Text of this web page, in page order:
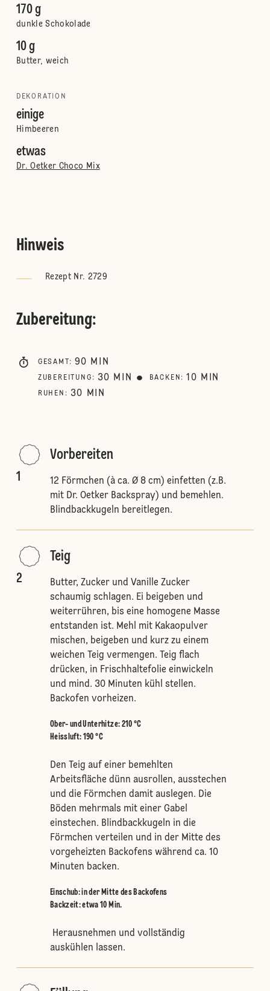
170 g
dunkle Schokolade
10 g
Butter, weich
DEKORATION
einige
Himbeeren
etwas
Dr. Oetker Choco Mix
Hinweis
Rezept Nr. 2729
Zubereitung:
GESAMT : 90 MIN
ZUBEREITUNG : 30 MIN BACKEN : 10 MIN
RUHEN : 30 MIN
1
Vorbereiten
12 Förmchen (à ca. Ø 8 cm) einfetten (z.B.
mit Dr. Oetker Backspray) und bemehlen.
Blindbackkugeln bereitlegen.
2
Teig
Butter, Zucker und Vanille Zucker
schaumig schlagen. Ei beigeben und
weiterrühren, bis eine homogene Masse
entstanden ist. Mehl mit Kakaopulver
mischen, beigeben und kurz zu einem
weichen Teig vermengen. Teig flach
drücken, in Frischhaltefolie einwickeln
und mind. 30 Minuten kühl stellen.
Backofen vorheizen.
Ober- und Unterhitze: 210 °C
Heissluft: 190 °C
Den Teig auf einer bemehlten
Arbeitsfläche dünn ausrollen, ausstechen
und die Förmchen damit auslegen. Die
Böden mehrmals mit einer Gabel
einstechen. Blindbackkugeln in die
Förmchen verteilen und in der Mitte des
vorgeheizten Backofens während ca. 10
Minuten backen.
Einschub:in der Mitte des Backofens
Backzeit: etwa 10 Min.
Herausnehmen und vollständig
auskühlen lassen.